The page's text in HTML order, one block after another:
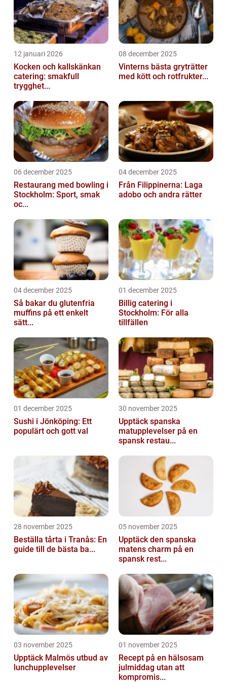
12 januari 2026
Kocken och kallskänkan
catering: smakfull
trygghet...
08 december 2025
Vinterns bästa gryträtter
med kött och rotfrukter...
06 december 2025
Restaurang med bowling i
Stockholm: Sport, smak
oc...
04 december 2025
Från Filippinerna: Laga
adobo och andra rätter
04 december 2025
Så bakar du glutenfria
muffins på ett enkelt
sätt...
01 december 2025
Billig catering i
Stockholm: För alla
tillfällen
01 december 2025
Sushi i Jönköping: Ett
populärt och gott val
30 november 2025
Upptäck spanska
matupplevelser på en
spansk restau...
28 november 2025
Beställa tårta i Tranås: En
guide till de bästa ba...
05 november 2025
Upptäck den spanska
matens charm på en
spansk rest...
03 november 2025
Upptäck Malmös utbud av
lunchupplevelser
01 november 2025
Recept på en hälsosam
julmiddag utan att
kompromis...